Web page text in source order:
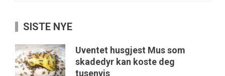
SISTE NYE
Uventet husgjest Mus som
skadedyr kan koste deg
tusenvis